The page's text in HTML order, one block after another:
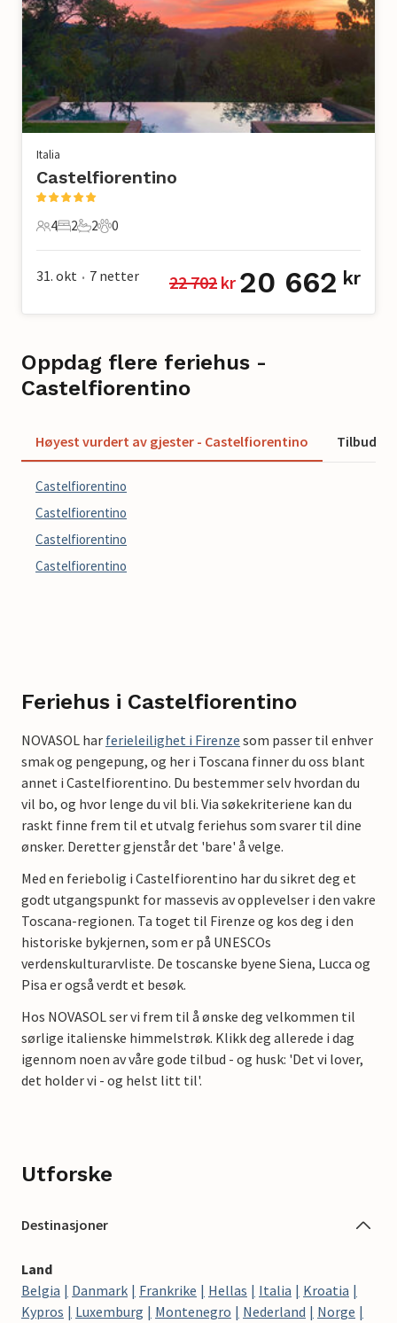
Italia
Castelfiorentino
4 Gjester
4
2 Soverom
2
2 Bad
2
0 Kjæledyr
0
31. okt • 7 netter 22 702 kr 20 662 kr
Oppdag flere feriehus -
Castelfiorentino
Høyest vurdert av gjester - Castelfiorentino Tilbud -
Castelfiorentino
Castelfiorentino
Castelfiorentino
Castelfiorentino
Feriehus i Castelfiorentino
NOVASOL har ferieleilighet i Firenze som passer til enhver
smak og pengepung, og her i Toscana finner du oss blant
annet i Castelfiorentino. Du bestemmer selv hvordan du
vil bo, og hvor lenge du vil bli. Via søkekriteriene kan du
raskt finne frem til et utvalg feriehus som svarer til dine
ønsker. Deretter gjenstår det 'bare' å velge.
Med en feriebolig i Castelfiorentino har du sikret deg et
godt utgangspunkt for massevis av opplevelser i den vakre
Toscana-regionen. Ta toget til Firenze og kos deg i den
historiske bykjernen, som er på UNESCOs
verdenskulturarvliste. De toscanske byene Siena, Lucca og
Pisa er også verdt et besøk.
Hos NOVASOL ser vi frem til å ønske deg velkommen til
sørlige italienske himmelstrøk. Klikk deg allerede i dag
igennom noen av våre gode tilbud - og husk: 'Det vi lover,
det holder vi - og helst litt til'.
Utforske
Destinasjoner
Land
Belgia
Danmark Frankrike Hellas Italia
Kroatia
Kypros
Luxemburg Montenegro Nederland
Norge